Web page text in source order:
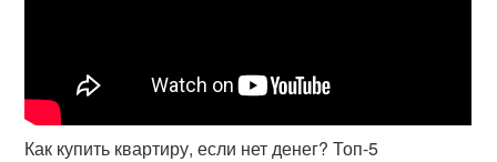
Как купить квартиру, если нет денег? Топ-5